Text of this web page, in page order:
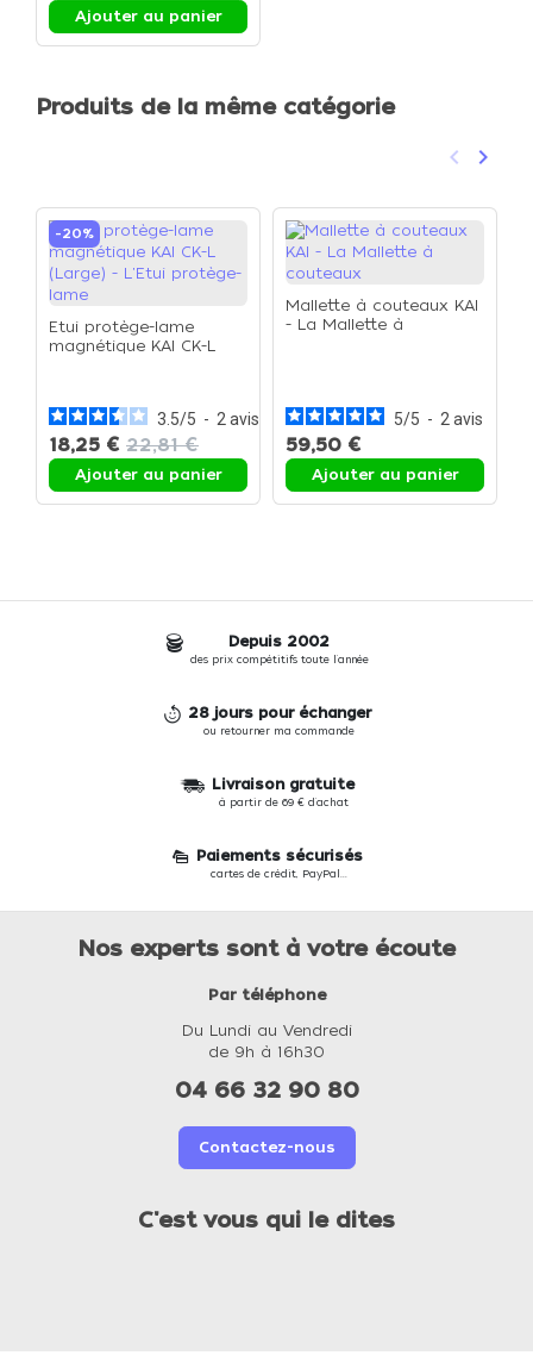
Ajouter au panier
Produits de la même catégorie
Précédent
keyboard_arrow_left keyboard_arrow_right
-20%
Etui protège-lame
magnétique KAI CK-L
3.5/5 - 2 avis
18,25 € 22,81 €
Ajouter au panier
Mallette à couteaux KAI
- La Mallette à
5/5 - 2 avis
59,50 €
Ajouter au panier
Depuis 2002
des prix compétitifs toute l'année
28 jours pour échanger
ou retourner ma commande
Livraison gratuite
à partir de 69 € d'achat
Paiements sécurisés
cartes de crédit, PayPal...
Nos experts sont à votre écoute
Par téléphone
Du Lundi au Vendredi
de 9h à 16h30
04 66 32 90 80
Contactez-nous
C'est vous qui le dites